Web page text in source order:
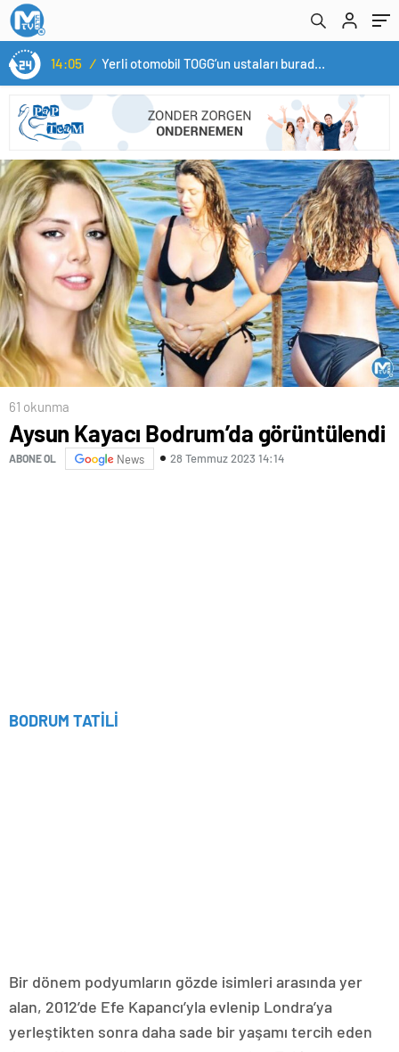
14:05 / Yerli otomobil TOGG’un ustaları burada yetişecek
61 okunma
Aysun Kayacı Bodrum’da görüntülendi
ABONE OL News 28 Temmuz 2023 14:14
BODRUM TATİLİ
Bir dönem podyumların gözde isimleri arasında yer
alan, 2012’de Efe Kapancı’yla evlenip Londra’ya
yerleştikten sonra daha sade bir yaşamı tercih eden